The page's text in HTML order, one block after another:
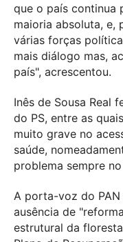
que o país continua
maioria absoluta, e,
várias forças
mais diálogo mas,
país", acrescentou.
Inês de Sousa Real
do PS, entre as
muito grave no
saúde,
problema sempre
A porta-voz do
ausência de
estrutural da